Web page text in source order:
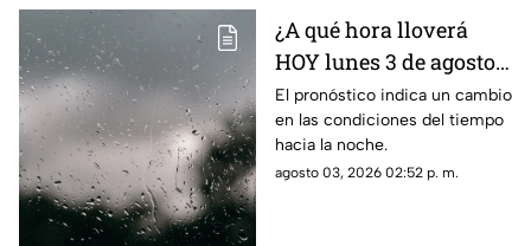
¿A qué hora lloverá
HOY lunes 3 de agosto
en Torreón?
El pronóstico indica un cambio
en las condiciones del tiempo
hacia la noche.
agosto 03, 2026 02:52 p. m.